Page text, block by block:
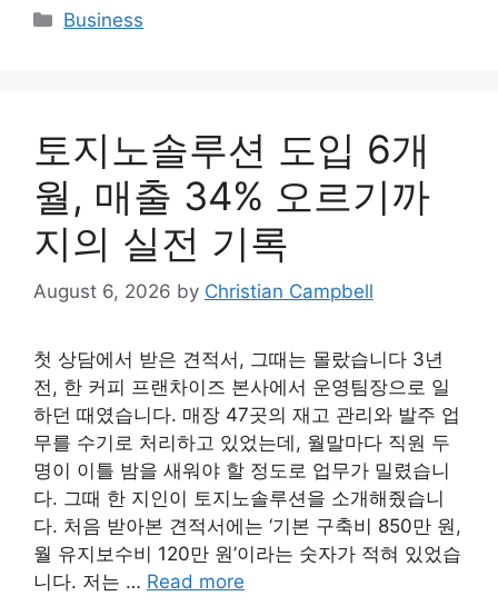
Categories
Business
토지노솔루션 도입 6개
월, 매출 34% 오르기까
지의 실전 기록
August 6, 2026 by Christian Campbell
첫 상담에서 받은 견적서, 그때는 몰랐습니다 3년
전, 한 커피 프랜차이즈 본사에서 운영팀장으로 일
하던 때였습니다. 매장 47곳의 재고 관리와 발주 업
무를 수기로 처리하고 있었는데, 월말마다 직원 두
명이 이틀 밤을 새워야 할 정도로 업무가 밀렸습니
다. 그때 한 지인이 토지노솔루션을 소개해줬습니
다. 처음 받아본 견적서에는 ‘기본 구축비 850만 원,
월 유지보수비 120만 원’이라는 숫자가 적혀 있었습
니다. 저는 … Read more